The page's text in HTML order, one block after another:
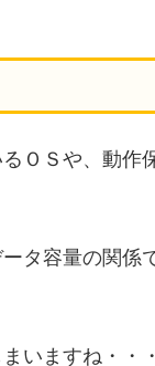
ＯＳや、動作
タ容量の関係
いますね・・・